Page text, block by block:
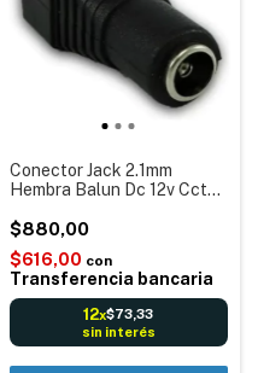
Conector Jack 2.1mm
Hembra Balun Dc 12v Cctv
$880,00
$616,00 con
Transferencia bancaria
12x$73,33
sin interés